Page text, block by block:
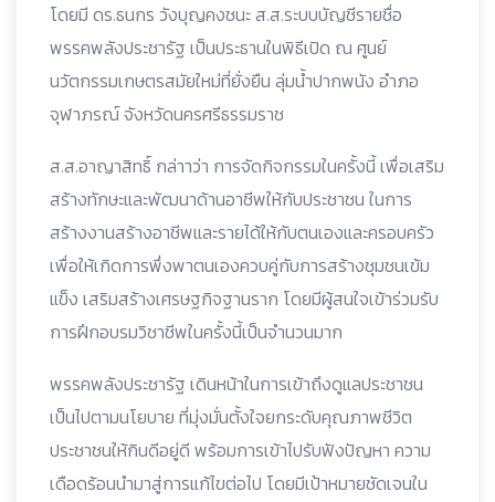
โดยมี ดร.ธนกร วังบุญคงชนะ ส.ส.ระบบบัญชีรายชื่อ
พรรคพลังประชารัฐ เป็นประธานในพิธีเปิด ณ ศูนย์
นวัตกรรมเกษตรสมัยใหม่ที่ยั่งยืน ลุ่มน้ำปากพนัง อำภอ
จุฬาภรณ์ จังหวัดนครศรีธรรมราช
ส.ส.อาญาสิทธิ์ กล่าาว่า การจัดกิจกรรมในครั้งนี้ เพื่อเสริม
สร้างทักษะและพัฒนาด้านอาชีพให้กับประชาชน ในการ
สร้างงานสร้างอาชีพและรายได้ให้กับตนเองและครอบครัว
เพื่อให้เกิดการพึ่งพาตนเองควบคู่กับการสร้างชุมชนเข้ม
แข็ง เสริมสร้างเศรษฐกิจฐานราก โดยมีผู้สนใจเข้าร่วมรับ
การฝึกอบรมวิชาชีพในครั้งนี้เป็นจำนวนมาก
พรรคพลังประชารัฐ เดินหน้าในการเข้าถึงดูแลประชาชน
เป็นไปตามนโยบาย ที่มุ่งมั่นตั้งใจยกระดับคุณภาพชีวิต
ประชาชนให้กินดีอยู่ดี พร้อมการเข้าไปรับฟังปัญหา ความ
เดือดร้อนนำมาสู่การแก้ไขต่อไป โดยมีเป้าหมายชัดเจนใน